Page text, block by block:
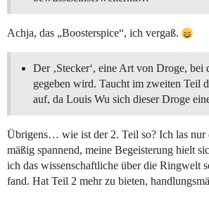
Achja, das „Boosterspice“, ich vergaß.
Der ‚Stecker‘, eine Art von Droge, bei
gegeben wird. Taucht im zweiten Teil
auf, da Louis Wu sich dieser Droge
Übrigens… wie ist der 2. Teil so? Ich las nur
mäßig spannend, meine Begeisterung hielt
ich das wissenschaftliche über die Ringwelt
fand. Hat Teil 2 mehr zu bieten,